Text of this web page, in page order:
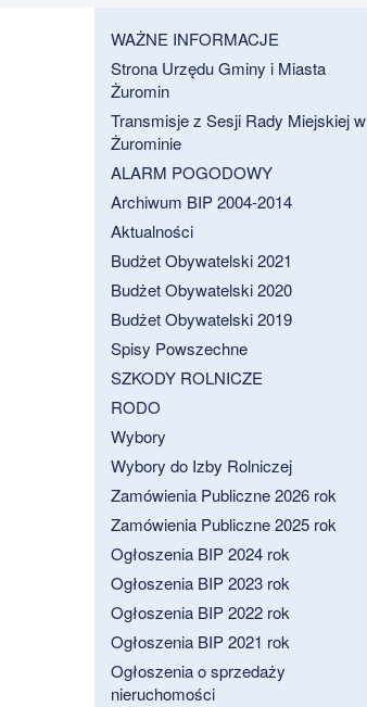
WAŻNE INFORMACJE
Strona Urzędu Gminy i Miasta
Żuromin
Transmisje z Sesji Rady Miejskiej w
Żurominie
ALARM POGODOWY
Archiwum BIP 2004-2014
Aktualności
Budżet Obywatelski 2021
Budżet Obywatelski 2020
Budżet Obywatelski 2019
Spisy Powszechne
SZKODY ROLNICZE
RODO
Wybory
Wybory do Izby Rolniczej
Zamówienia Publiczne 2026 rok
Zamówienia Publiczne 2025 rok
Ogłoszenia BIP 2024 rok
Ogłoszenia BIP 2023 rok
Ogłoszenia BIP 2022 rok
Ogłoszenia BIP 2021 rok
Ogłoszenia o sprzedaży
nieruchomości